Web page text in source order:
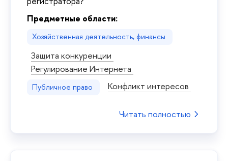
Предметные области:
Хозяйственная деятельность, финансы
Защита конкуренции
Регулирование Интернета
Публичное право Конфликт интересов
Читать полностью